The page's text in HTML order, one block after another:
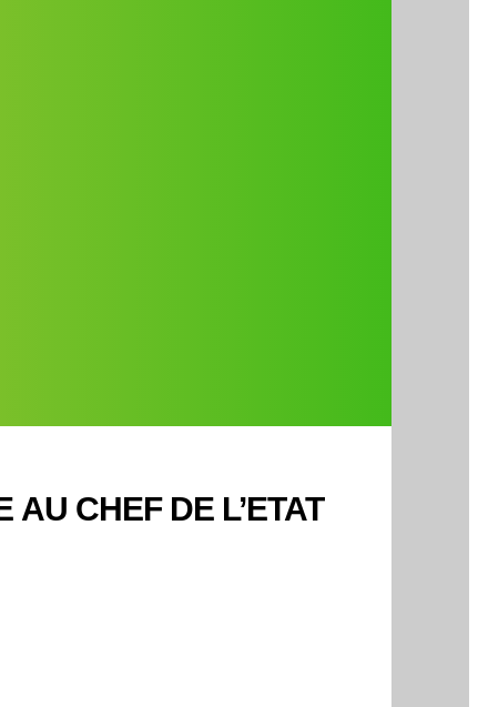
CHEF DE L’ETAT